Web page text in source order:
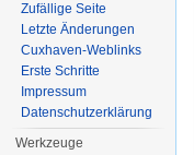
Zufällige Seite
Letzte Änderungen
Cuxhaven-Weblinks
Erste Schritte
Impressum
Datenschutzerklärung
Werkzeuge